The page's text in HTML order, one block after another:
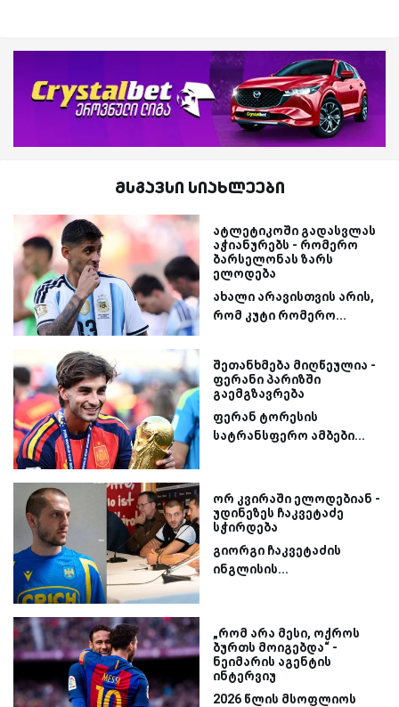
მსგავსი სიახლეები
ატლეტიკოში გადასვლას
აჭიანურებს - რომერო
ბარსელონას ზარს
ელოდება
ახალი არავისთვის არის,
რომ კუტი რომერო...
შეთანხმება მიღწეულია -
ფერანი პარიზში
გაემგზავრება
ფერან ტორესის
სატრანსფერო ამბები...
ორ კვირაში ელოდებიან -
უდინეზეს ჩაკვეტაძე
სჭირდება
გიორგი ჩაკვეტაძის
ინგლისის...
„რომ არა მესი, ოქროს
ბურთს მოიგებდა“ -
ნეიმარის აგენტის
ინტერვიუ
2026 წლის მსოფლიოს